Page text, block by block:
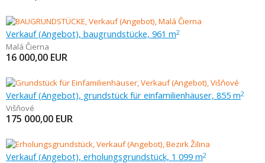
Verkauf (Angebot), baugrundstücke, 961 m2
Malá Čierna
16 000,00 EUR
Verkauf (Angebot), grundstück für einfamilienhäuser, 855 m2
Višňové
175 000,00 EUR
Verkauf (Angebot), erholungsgrundstück, 1 099 m2